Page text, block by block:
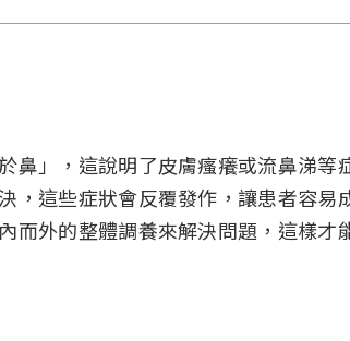
鼻」，這說明了皮膚瘙癢或流鼻涕等
，這些症狀會反覆發作，讓患者容易
而外的整體調養來解決問題，這樣才